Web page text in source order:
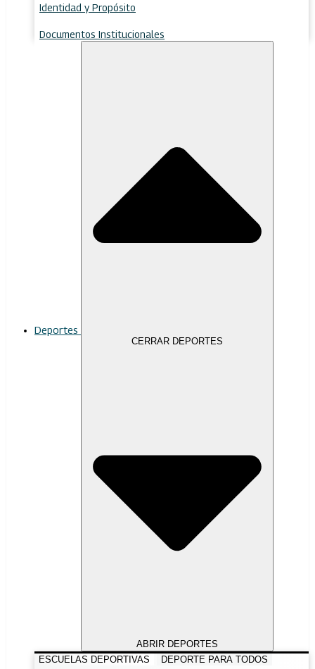
Identidad y Propósito
Documentos Institucionales
Deportes
CERRAR DEPORTES
ABRIR DEPORTES
ESCUELAS DEPORTIVAS
DEPORTE PARA TODOS